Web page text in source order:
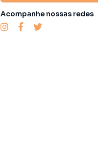
Acompanhe nossas redes